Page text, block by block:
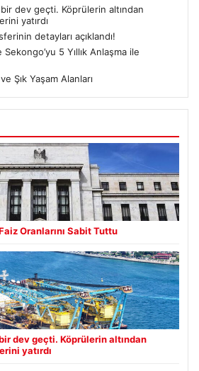
bir dev geçti. Köprülerin altından
yatırdı
detayları açıklandı!
5 Yıllık Anlaşma ile
Şık Yaşam Alanları
Oranlarını Sabit Tuttu
dev geçti. Köprülerin altından
yatırdı